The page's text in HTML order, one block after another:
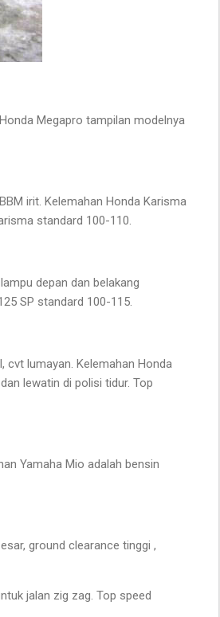
Megapro tampilan modelnya
irit. Kelemahan Honda Karisma
standard 100-110.
depan dan belakang
SP standard 100-115.
cvt lumayan. Kelemahan Honda
lewatin di polisi tidur. Top
Yamaha Mio adalah bensin
ground clearance tinggi ,
jalan zig zag. Top speed